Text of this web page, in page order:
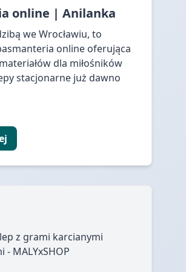
online | Anilanka
we Wrocławiu, to
online oferująca
dla miłośników
stacjonarne już dawno